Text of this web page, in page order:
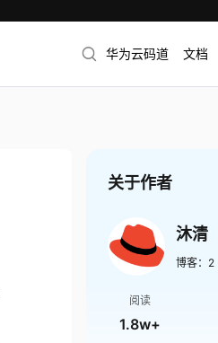
华为云码道 文档
关于作者
沐清
博客： 2
阅读
1.8w+